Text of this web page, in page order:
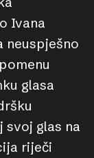
Ivana
neuspješno
glasa
svoj glas na
riječi